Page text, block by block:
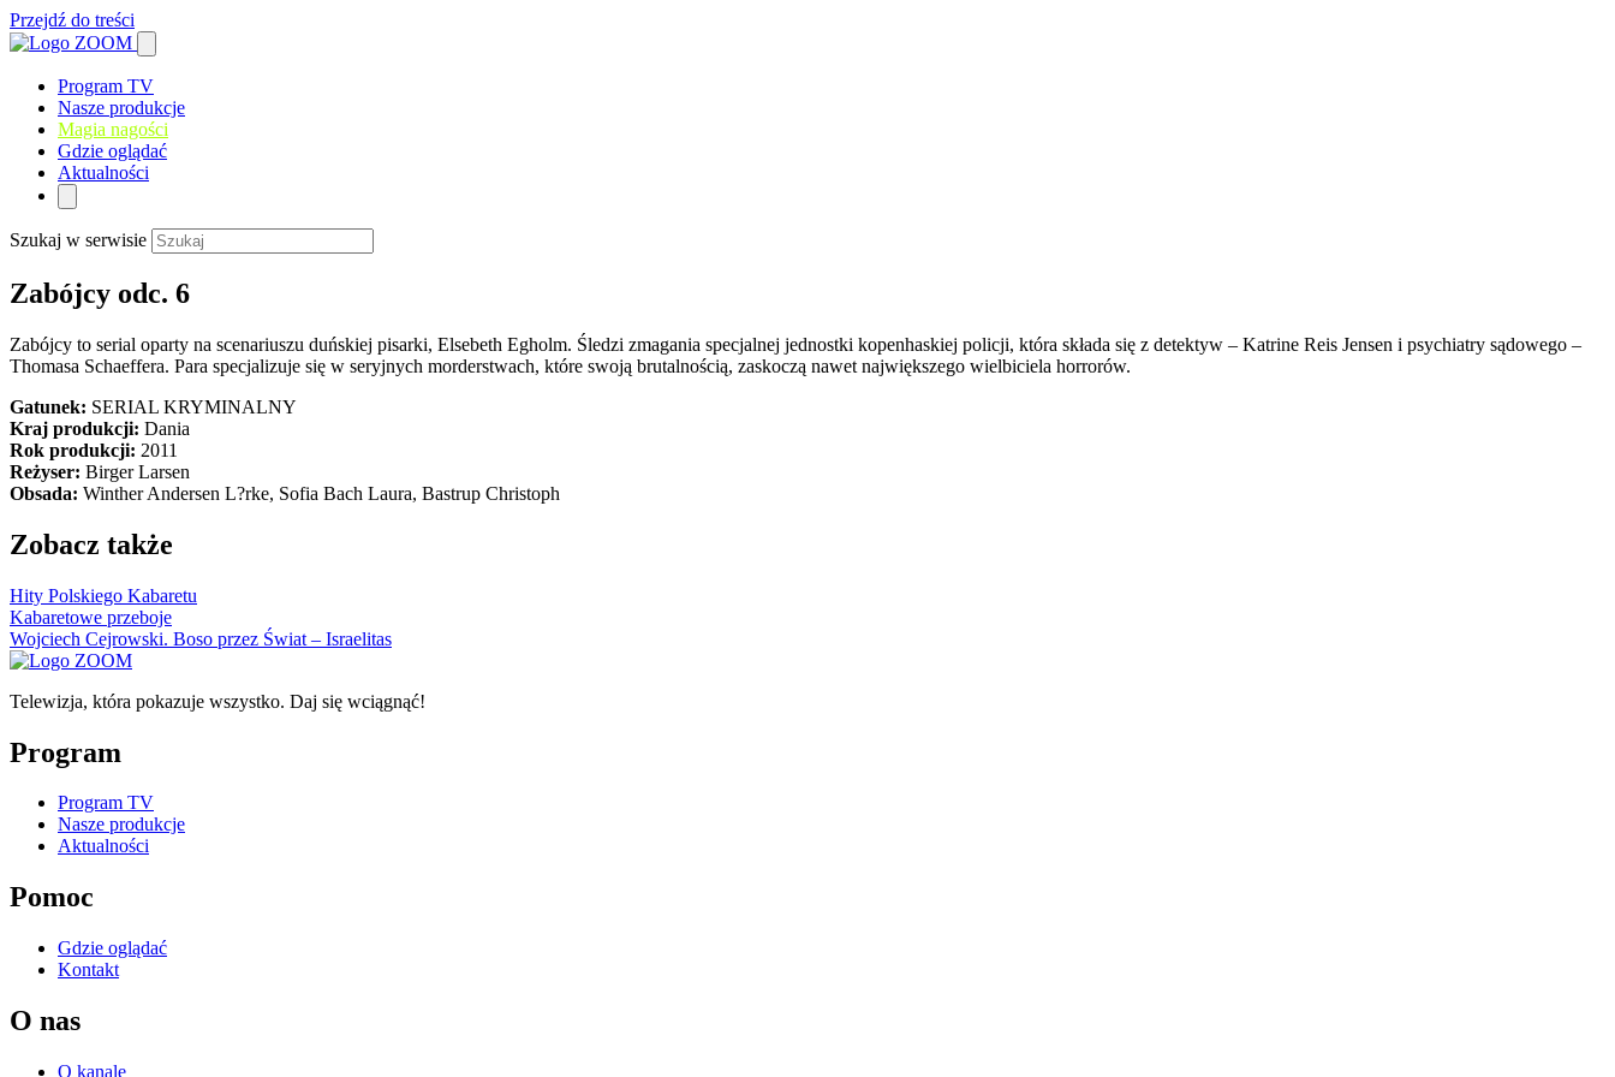
Przejdź do treści
Program TV
Nasze produkcje
Magia nagości
Gdzie oglądać
Aktualności
Szukaj w serwisie
Zabójcy odc. 6
Zabójcy to serial oparty na scenariuszu duńskiej pisarki, Elsebeth Egholm. Śledzi zmagania specjalnej jednostki kopenhaskiej policji, która składa się z detektyw – Katrine Reis Jensen i psychiatry sądowego –
Thomasa Schaeffera. Para specjalizuje się w seryjnych morderstwach, które swoją brutalnością, zaskoczą nawet największego wielbiciela horrorów.
Gatunek: SERIAL KRYMINALNY
Kraj produkcji: Dania
Rok produkcji: 2011
Reżyser: Birger Larsen
Obsada: Winther Andersen L?rke, Sofia Bach Laura, Bastrup Christoph
Zobacz także
Hity Polskiego Kabaretu
Kabaretowe przeboje
Wojciech Cejrowski. Boso przez Świat – Israelitas
Telewizja, która pokazuje wszystko. Daj się wciągnąć!
Program
Program TV
Nasze produkcje
Aktualności
Pomoc
Gdzie oglądać
Kontakt
O nas
O kanale